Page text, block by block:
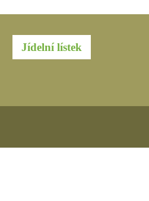
Jídelní lístek